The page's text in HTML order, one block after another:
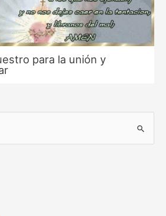
para la unión y